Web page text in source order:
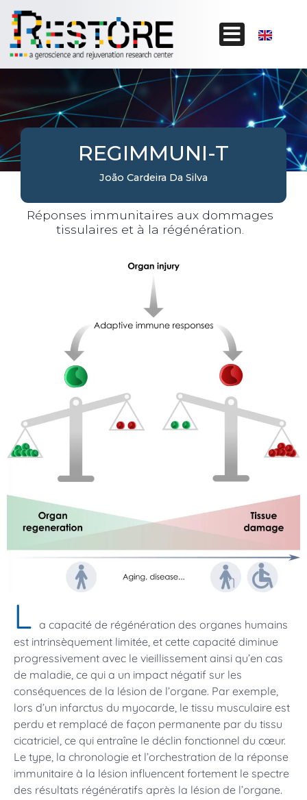
REGIMMUNI-T
João Cardeira Da Silva
Réponses immunitaires aux dommages
tissulaires et à la régénération.
L a capacité de régénération des organes humains
est intrinsèquement limitée, et cette capacité diminue
progressivement avec le vieillissement ainsi qu’en cas
de maladie, ce qui a un impact négatif sur les
conséquences de la lésion de l’organe. Par exemple,
lors d’un infarctus du myocarde, le tissu musculaire est
perdu et remplacé de façon permanente par du tissu
cicatriciel, ce qui entraîne le déclin fonctionnel du cœur.
Le type, la chronologie et l’orchestration de la réponse
immunitaire à la lésion influencent fortement le spectre
des résultats régénératifs après la lésion de l’organe.